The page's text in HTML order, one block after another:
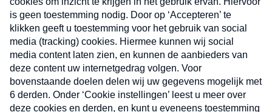
Nieuwsbrief